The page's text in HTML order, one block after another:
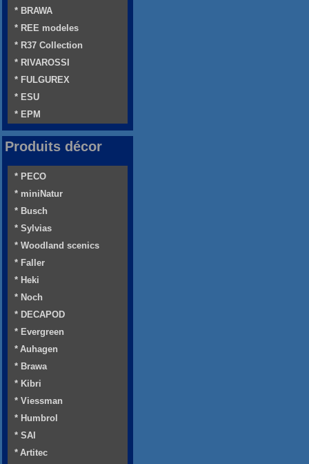
* BRAWA
* REE modeles
* R37 Collection
* RIVAROSSI
* FULGUREX
* ESU
* EPM
Produits décor
* PECO
* miniNatur
* Busch
* Sylvias
* Woodland scenics
* Faller
* Heki
* Noch
* DECAPOD
* Evergreen
* Auhagen
* Brawa
* Kibri
* Viessman
* Humbrol
* SAI
* Artitec